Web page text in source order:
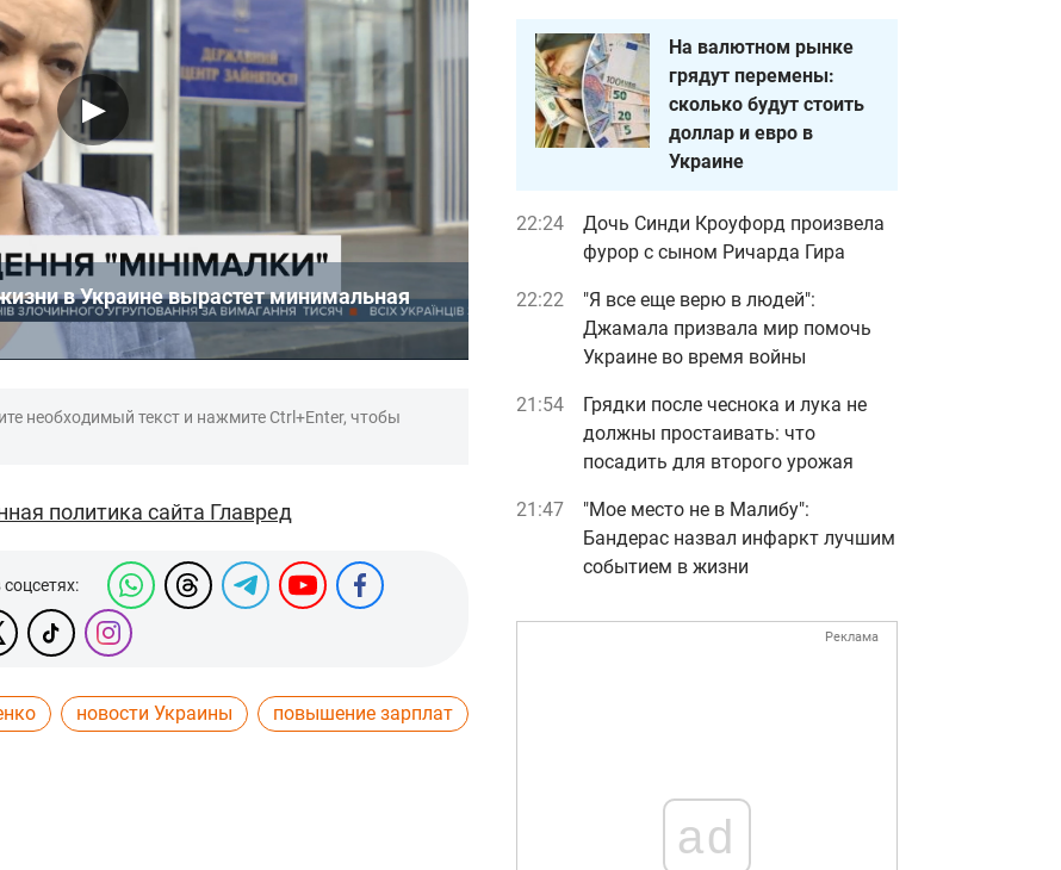
в Украине вырастет минимальная
необходимый текст и нажмите Ctrl+Enter, чтобы
политика сайта Главред
новости Украины повышение зарплат
На валютном рынке
грядут перемены:
сколько будут стоить
доллар и евро в
Украине
22:24
Дочь Синди Кроуфорд произвела
фурор с сыном Ричарда Гира
22:22
"Я все еще верю в людей":
Джамала призвала мир помочь
Украине во время войны
21:54
Грядки после чеснока и лука не
должны простаивать: что
посадить для второго урожая
21:47
"Мое место не в Малибу":
Бандерас назвал инфаркт лучшим
событием в жизни
Реклама
ad